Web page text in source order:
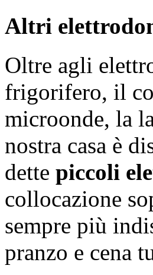
Altri
Oltre agli
frigorifero, il
microonde, la
nostra casa è
dette piccoli
collocazione
sempre più
pranzo e cena